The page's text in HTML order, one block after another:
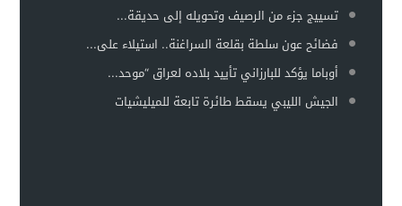
تسييج جزء من الرصيف وتحويله إلى حديقة...
فضائح عون سلطة بقلعة السراغنة.. استيلاء على...
أوباما يؤكد للبارزاني تأييد بلاده لعراق “موحد...
الجيش الليبي يسقط طائرة تابعة للميليشيات